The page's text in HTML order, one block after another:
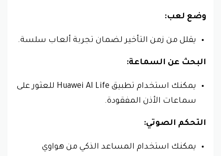
وضع لعب:
يقلل من زمن التأخير لضمان تجربة ألعاب سلسة.
البحث عن السماعة:
يمكنك استخدام تطبيق Huawei AI Life للعثور على
سماعات الأذن المفقودة.
التحكم الصوتي:
يمكنك استخدام المساعد الذكي من هواوي